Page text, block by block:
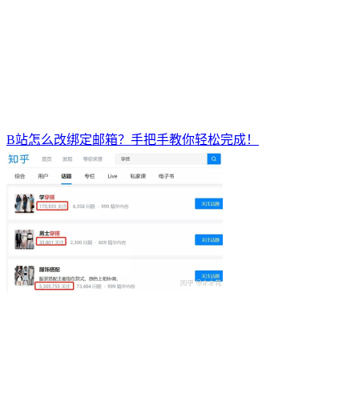
B站怎么改绑定邮箱？手把手教你轻松完成！